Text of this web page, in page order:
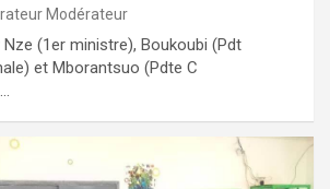
Modérateur
Nze (1er ministre), Boukoubi (Pdt
et Mborantsuo (Pdte C